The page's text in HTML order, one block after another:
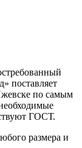
поставляет
по самым
ГОСТ.
размера и